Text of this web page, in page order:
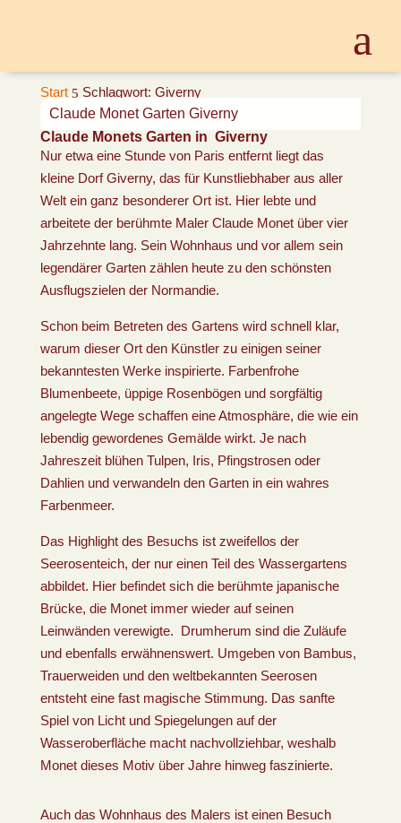
Start 5 Schlagwort: Giverny
Claude Monet Garten Giverny
Claude Monets Garten in Giverny
Nur etwa eine Stunde von Paris entfernt liegt das
kleine Dorf Giverny, das für Kunstliebhaber aus aller
Welt ein ganz besonderer Ort ist. Hier lebte und
arbeitete der berühmte Maler Claude Monet über vier
Jahrzehnte lang. Sein Wohnhaus und vor allem sein
legendärer Garten zählen heute zu den schönsten
Ausflugszielen der Normandie.
Schon beim Betreten des Gartens wird schnell klar,
warum dieser Ort den Künstler zu einigen seiner
bekanntesten Werke inspirierte. Farbenfrohe
Blumenbeete, üppige Rosenbögen und sorgfältig
angelegte Wege schaffen eine Atmosphäre, die wie ein
lebendig gewordenes Gemälde wirkt. Je nach
Jahreszeit blühen Tulpen, Iris, Pfingstrosen oder
Dahlien und verwandeln den Garten in ein wahres
Farbenmeer.
Das Highlight des Besuchs ist zweifellos der
Seerosenteich, der nur einen Teil des Wassergartens
abbildet. Hier befindet sich die berühmte japanische
Brücke, die Monet immer wieder auf seinen
Leinwänden verewigte. Drumherum sind die Zuläufe
und ebenfalls erwähnenswert. Umgeben von Bambus,
Trauerweiden und den weltbekannten Seerosen
entsteht eine fast magische Stimmung. Das sanfte
Spiel von Licht und Spiegelungen auf der
Wasseroberfläche macht nachvollziehbar, weshalb
Monet dieses Motiv über Jahre hinweg faszinierte.
Auch das Wohnhaus des Malers ist einen Besuch